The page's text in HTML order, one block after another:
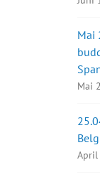
Mai
Mai
April